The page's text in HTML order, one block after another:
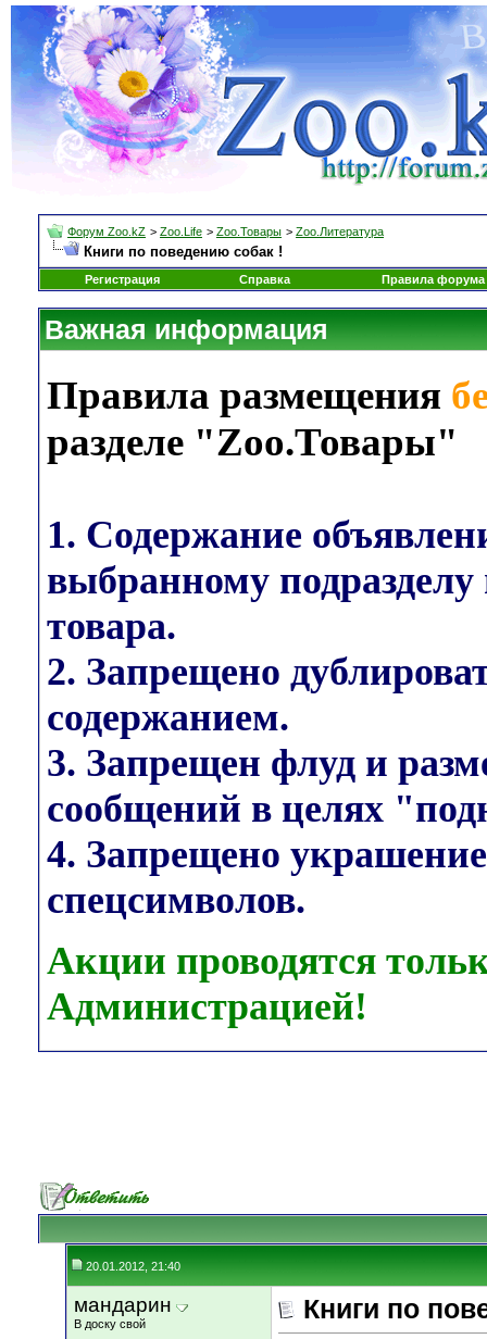
Форум Zoo.kZ > Zoo.Life > Zoo.Товары > Zoo.Литература
Книги по поведению собак !
Регистрация Справка Правила форума
Важная информация
Правила размещения
разделе "Zoo.Товары"
1. Содержание
выбранному
товара.
2. Запрещено
содержанием.
3. Запрещен флуд и
сообщений в целях
4. Запрещено
спецсимволов.
Акции проводятся
Администрацией!
20.01.2012, 21:40
мандарин
В доску свой Книги по